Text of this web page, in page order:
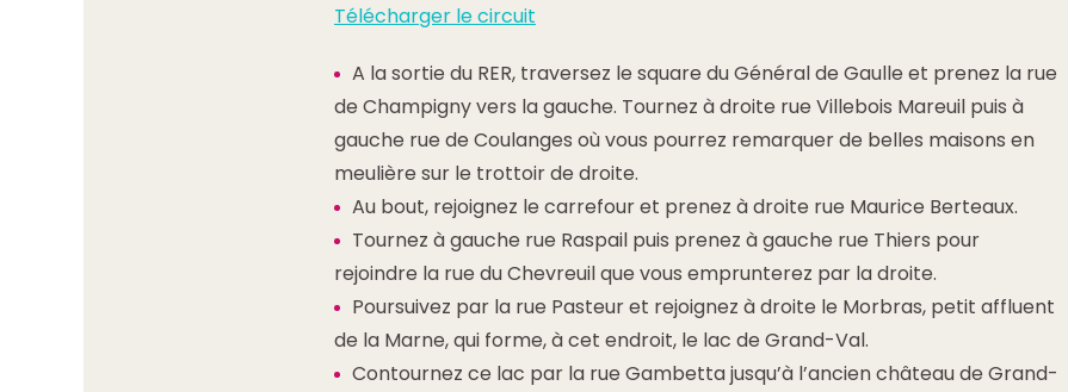
Télécharger le circuit
A la sortie du RER, traversez le square du Général de Gaulle et prenez la rue
de Champigny vers la gauche. Tournez à droite rue Villebois Mareuil puis à
gauche rue de Coulanges où vous pourrez remarquer de belles maisons en
meulière sur le trottoir de droite.
Au bout, rejoignez le carrefour et prenez à droite rue Maurice Berteaux.
Tournez à gauche rue Raspail puis prenez à gauche rue Thiers pour
rejoindre la rue du Chevreuil que vous emprunterez par la droite.
Poursuivez par la rue Pasteur et rejoignez à droite le Morbras, petit affluent
de la Marne, qui forme, à cet endroit, le lac de Grand-Val.
Contournez ce lac par la rue Gambetta jusqu’à l’ancien château de Grand-